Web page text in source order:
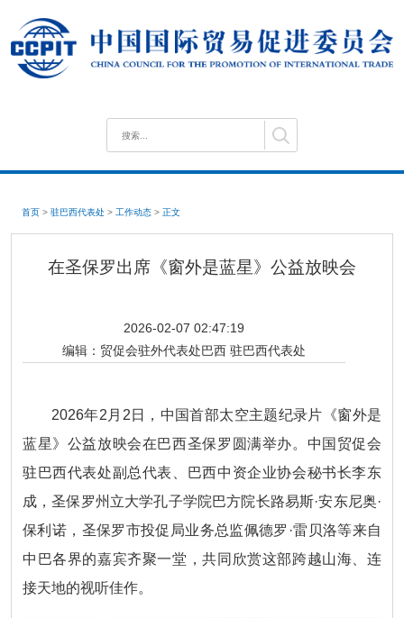
首页 > 驻巴西代表处 > 工作动态 > 正文
在圣保罗出席《窗外是蓝星》公益放映会
2026-02-07 02:47:19
编辑： 贸促会驻外代表处巴西 驻巴西代表处
2026年2月2日，中国首部太空主题纪录片《窗外是
蓝星》公益放映会在巴西圣保罗圆满举办。中国贸促会
驻巴西代表处副总代表、巴西中资企业协会秘书长李东
成，圣保罗州立大学孔子学院巴方院长路易斯·安东尼奥·
保利诺，圣保罗市投促局业务总监佩德罗·雷贝洛等来自
中巴各界的嘉宾齐聚一堂，共同欣赏这部跨越山海、连
接天地的视听佳作。